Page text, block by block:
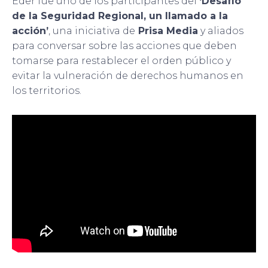
de la Seguridad Regional, un llamado a la
acción’, una iniciativa de Prisa Media y aliados
para conversar sobre las acciones que deben
tomarse para restablecer el orden público y
evitar la vulneración de derechos humanos en
los territorios.